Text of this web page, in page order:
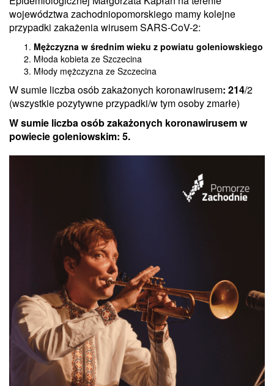
województwa zachodniopomorskiego mamy kolejne
przypadki zakażenia wirusem SARS-CoV-2:
Mężczyzna w średnim wieku z powiatu goleniowskiego
Młoda kobieta ze Szczecina
Młody mężczyzna ze Szczecina
W sumie liczba osób zakażonych koronawirusem: 214/2
(wszystkie pozytywne przypadki/w tym osoby zmarłe)
W sumie liczba osób zakażonych koronawirusem w
powiecie goleniowskim: 5.